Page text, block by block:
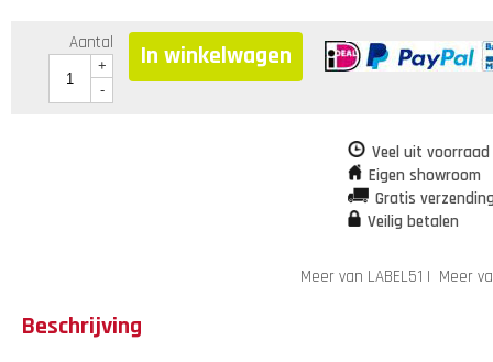
Aantal
+
-
In winkelwagen
Veel uit
Eigen showroom
Gratis
Veilig betalen
Meer van LABEL51 | Meer
Beschrijving